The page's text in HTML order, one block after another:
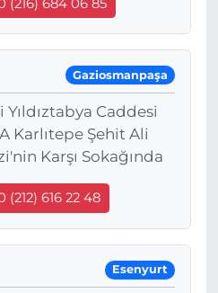
(216) 684 06 85
Gaziosmanpaşa
Caddesi
Karlıtepe Şehit Ali
Karşı Sokağında
(212) 616 22 48
Esenyurt